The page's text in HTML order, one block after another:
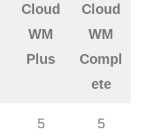
Cloud
WM
Plus
Cloud
WM
Compl
ete
5 5